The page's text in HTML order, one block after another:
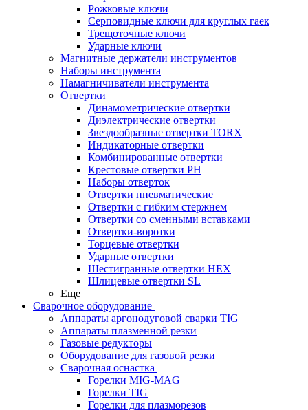
Рожковые ключи
Серповидные ключи для круглых гаек
Трещоточные ключи
Ударные ключи
Магнитные держатели инструментов
Наборы инструмента
Намагничиватели инструмента
Отвертки
Динамометрические отвертки
Диэлектрические отвертки
Звездообразные отвертки TORX
Индикаторные отвертки
Комбинированные отвертки
Крестовые отвертки PH
Наборы отверток
Отвертки пневматические
Отвертки с гибким стержнем
Отвертки со сменными вставками
Отвертки-воротки
Торцевые отвертки
Ударные отвертки
Шестигранные отвертки HEX
Шлицевые отвертки SL
Еще
Сварочное оборудование
Аппараты аргонодуговой сварки TIG
Аппараты плазменной резки
Газовые редукторы
Оборудование для газовой резки
Сварочная оснастка
Горелки MIG-MAG
Горелки TIG
Горелки для плазморезов